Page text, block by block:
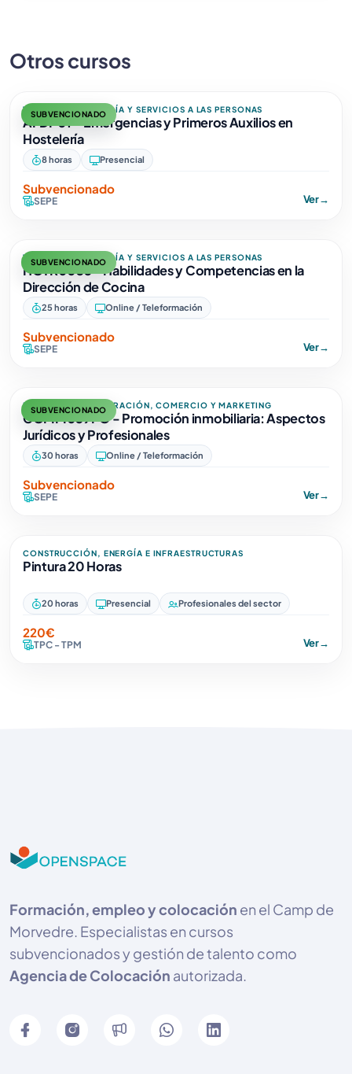
Otros cursos
SUBVENCIONADO
TURISMO, HOSTELERÍA Y SERVICIOS A LAS PERSONAS
AFDP01 - Emergencias y Primeros Auxilios en
Hostelería
8 horas Presencial
Subvencionado
SEPE Ver→
SUBVENCIONADO
TURISMO, HOSTELERÍA Y SERVICIOS A LAS PERSONAS
HOTR0035 - Habilidades y Competencias en la
Dirección de Cocina
25 horas Online / Teleformación
Subvencionado
SEPE Ver→
SUBVENCIONADO
EMPRESA, ADMINISTRACIÓN, COMERCIO Y MARKETING
COMM059PO - Promoción inmobiliaria: Aspectos
Jurídicos y Profesionales
30 horas Online / Teleformación
Subvencionado
SEPE Ver→
CONSTRUCCIÓN, ENERGÍA E INFRAESTRUCTURAS
Pintura 20 Horas
20 horas Presencial Profesionales del sector
220€
TPC - TPM Ver→
Formación, empleo y colocación en el Camp de
Morvedre. Especialistas en cursos
subvencionados y gestión de talento como
Agencia de Colocación autorizada.